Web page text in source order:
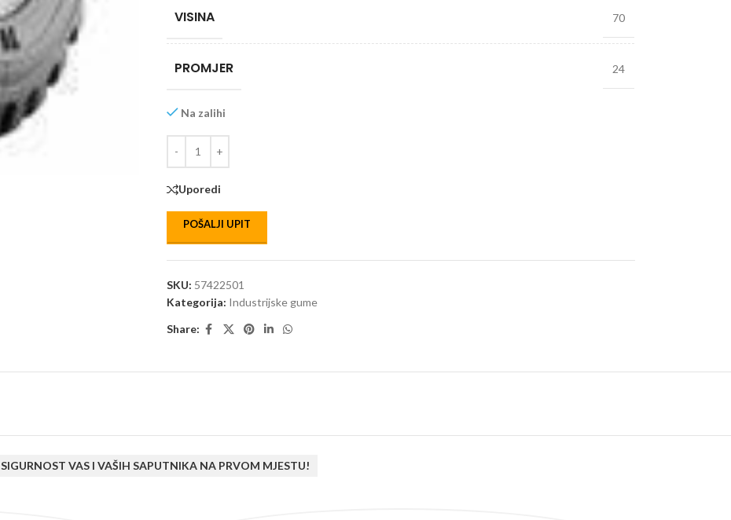
VISINA 70
PROMJER 24
Na zalihi
Uporedi
POŠALJI UPIT
SKU: 57422501
Kategorija: Industrijske gume
Share:
SIGURNOST VAS I VAŠIH SAPUTNIKA NA PRVOM MJESTU!